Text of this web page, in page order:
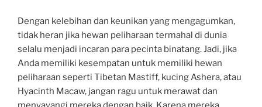
Dengan kelebihan dan keunikan yang mengagumkan,
tidak heran jika hewan peliharaan termahal di dunia
selalu menjadi incaran para pecinta binatang. Jadi, jika
Anda memiliki kesempatan untuk memiliki hewan
peliharaan seperti Tibetan Mastiff, kucing Ashera, atau
Hyacinth Macaw, jangan ragu untuk merawat dan